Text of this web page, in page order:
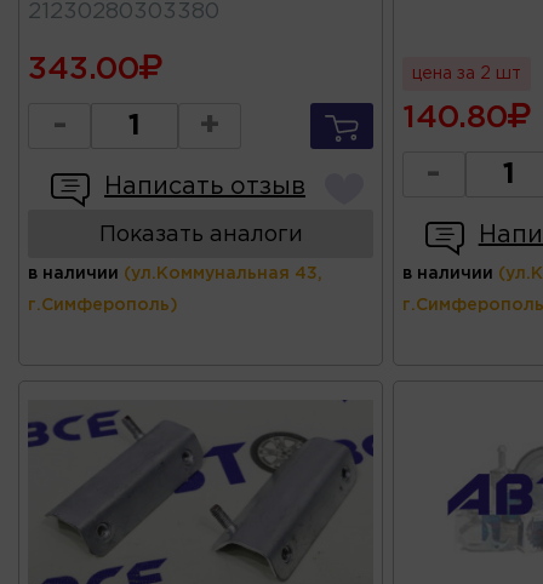
21230280303380
343.00
- +
Написать отзыв
Показать аналоги
в наличии (ул.Коммунальная 43,
г.Симферополь)
цена за 2 шт
140.80
-
в наличии